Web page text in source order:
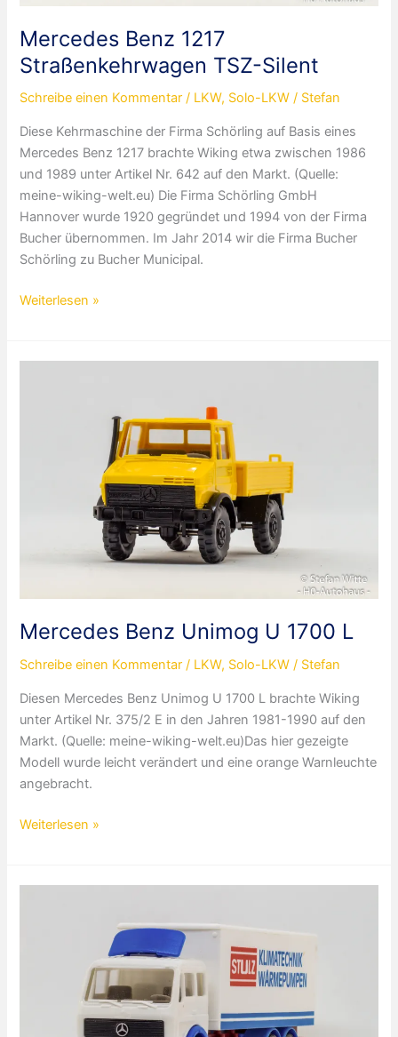
Mercedes Benz 1217
Straßenkehrwagen TSZ-Silent
Schreibe einen Kommentar / LKW, Solo-LKW / Stefan
Diese Kehrmaschine der Firma Schörling auf Basis eines
Mercedes Benz 1217 brachte Wiking etwa zwischen 1986
und 1989 unter Artikel Nr. 642 auf den Markt. (Quelle:
meine-wiking-welt.eu) Die Firma Schörling GmbH
Hannover wurde 1920 gegründet und 1994 von der Firma
Bucher übernommen. Im Jahr 2014 wir die Firma Bucher
Schörling zu Bucher Municipal.
Mercedes
Straßenkehrwagen
Weiterlesen »
Mercedes Benz Unimog U 1700 L
Schreibe einen Kommentar / LKW, Solo-LKW / Stefan
Diesen Mercedes Benz Unimog U 1700 L brachte Wiking
unter Artikel Nr. 375/2 E in den Jahren 1981-1990 auf den
Markt. (Quelle: meine-wiking-welt.eu)Das hier gezeigte
Modell wurde leicht verändert und eine orange Warnleuchte
angebracht.
Mercedes
U
Weiterlesen »